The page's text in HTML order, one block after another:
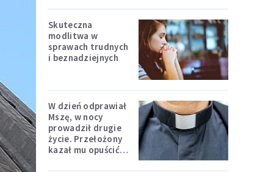
Skuteczna
modlitwa w
sprawach trudnych
i beznadziejnych
W dzień odprawiał
Mszę, w nocy
prowadził drugie
życie. Przełożony
kazał mu opuścić